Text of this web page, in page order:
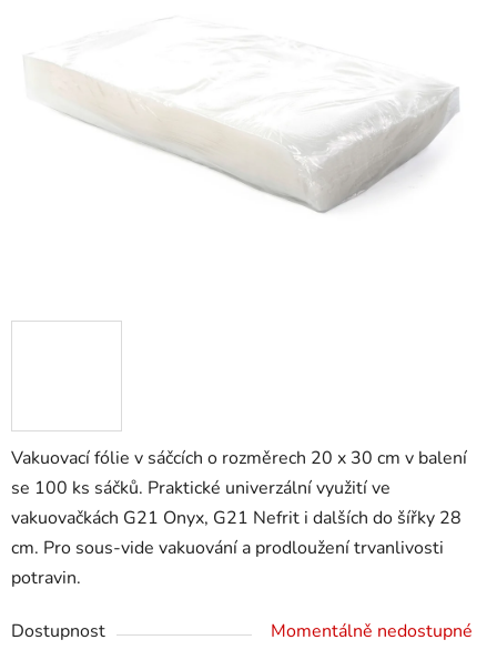
Vakuovací fólie v sáčcích o rozměrech 20 x 30 cm v balení
se 100 ks sáčků. Praktické univerzální využití ve
vakuovačkách G21 Onyx, G21 Nefrit i dalších do šířky 28
cm. Pro sous-vide vakuování a prodloužení trvanlivosti
potravin.
Dostupnost
Momentálně nedostupné